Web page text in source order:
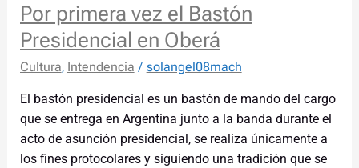
Por primera vez el Bastón
Presidencial en Oberá
Cultura, Intendencia / solangel08mach
El bastón presidencial es un bastón de mando del cargo
que se entrega en Argentina junto a la banda durante el
acto de asunción presidencial, se realiza únicamente a
los fines protocolares y siguiendo una tradición que se